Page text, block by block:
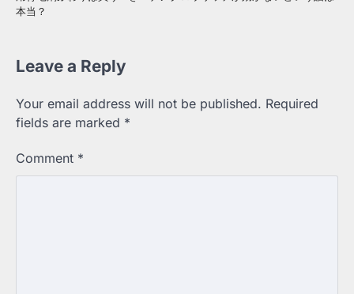
本当？
Leave a Reply
Your email address will not be published. Required
fields are marked *
Comment *